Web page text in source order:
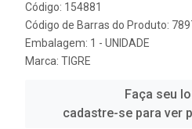
Código: 154881
Código de Barras do Produto:
Embalagem: 1 - UNIDADE
Marca: TIGRE
Faça seu
cadastre-se para ver